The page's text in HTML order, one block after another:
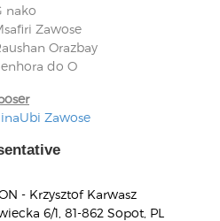
nako
Zawose
Orazbay
do O
Zawose
- Krzysztof Karwasz
6/1, 81-862 Sopot, PL